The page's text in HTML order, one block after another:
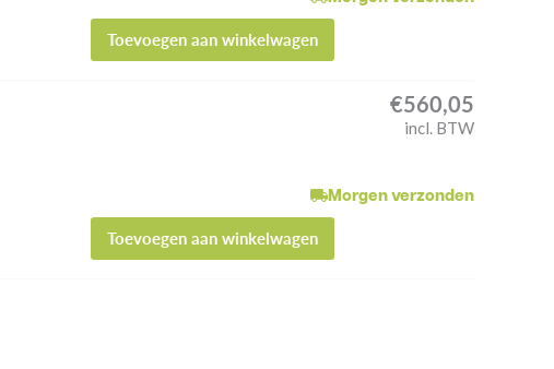
Toevoegen aan winkelwagen
€560,05
incl. BTW
Morgen verzonden
Toevoegen aan winkelwagen